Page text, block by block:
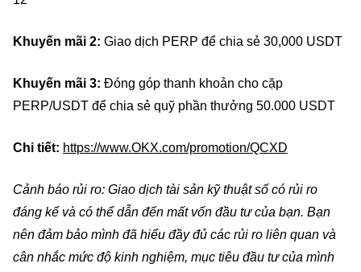
Khuyến mãi 2: Giao dịch PERP để chia sẻ 30,000 USDT
Khuyến mãi 3: Đóng góp thanh khoản cho cặp
PERP/USDT để chia sẻ quỹ phần thưởng 50.000 USDT
Chi tiết: https://www.OKX.com/promotion/QCXD
Cảnh báo rủi ro: Giao dịch tài sản kỹthuật số có rủi ro
đáng kểvà có thểdẫn đến mất vốn đầu tưcủa bạn. Bạn
nên đảm bảo mình đã hiểu đầyđủ các rủi ro liên quan và
cân nhắc mức độ kinh nghiệm, mục tiêu đầu tưcủa mình